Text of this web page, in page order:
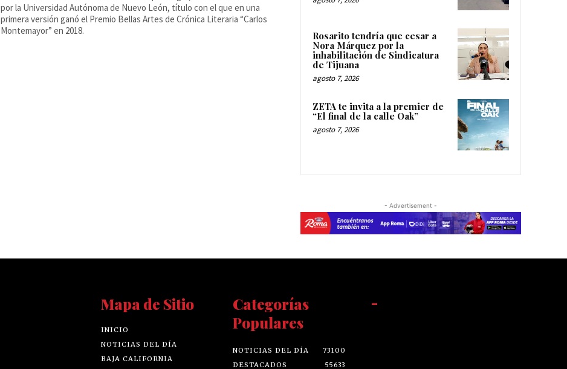
por la Universidad Autónoma de Nuevo León, título con el que en una
primera versión ganó el Premio Bellas Artes de Crónica Literaria “Carlos
Montemayor” en 2018.
Rosarito tendría que cesar a
Nora Márquez por la
inhabilitación de Sindicatura
de Tijuana
agosto 7, 2026
ZETA te invita a la premier de
“El final de la calle Oak”
agosto 7, 2026
- Advertisement -
Mapa de Sitio
INICIO
NOTICIAS DEL DÍA
BAJA CALIFORNIA
Categorías
Populares
NOTICIAS DEL DÍA
73100
DESTACADOS
55633
-